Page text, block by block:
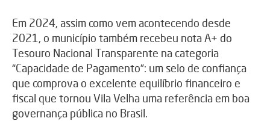
Em 2024, assim como vem acontecendo desde
2021, o município também recebeu nota A+ do
Tesouro Nacional Transparente na categoria
“Capacidade de Pagamento”: um selo de confiança
que comprova o excelente equilíbrio financeiro e
fiscal que tornou Vila Velha uma referência em boa
governança pública no Brasil.